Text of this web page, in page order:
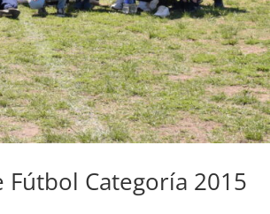
Categoría 2015